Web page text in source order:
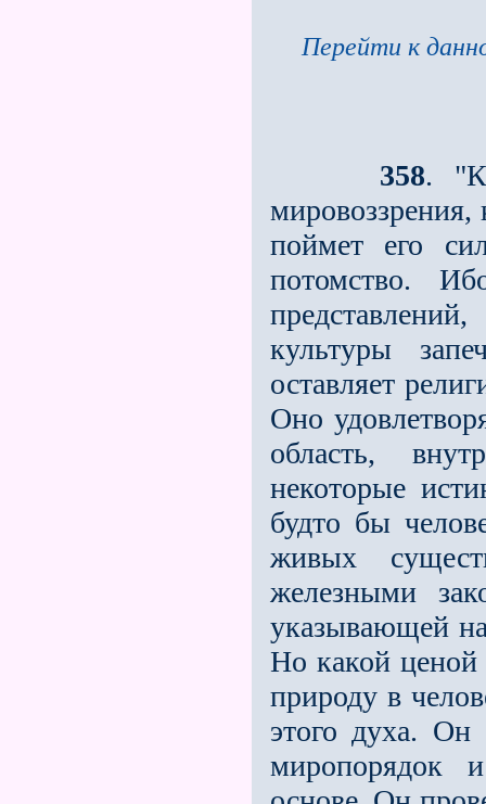
Перейти к
358.
мировоззрения,
поймет его
потомство.
культуры
оставляет
Оно
область,
некоторые
будто бы
живых
железными
указывающей
Но какой ценой
природу в
этого духа.
миропорядок